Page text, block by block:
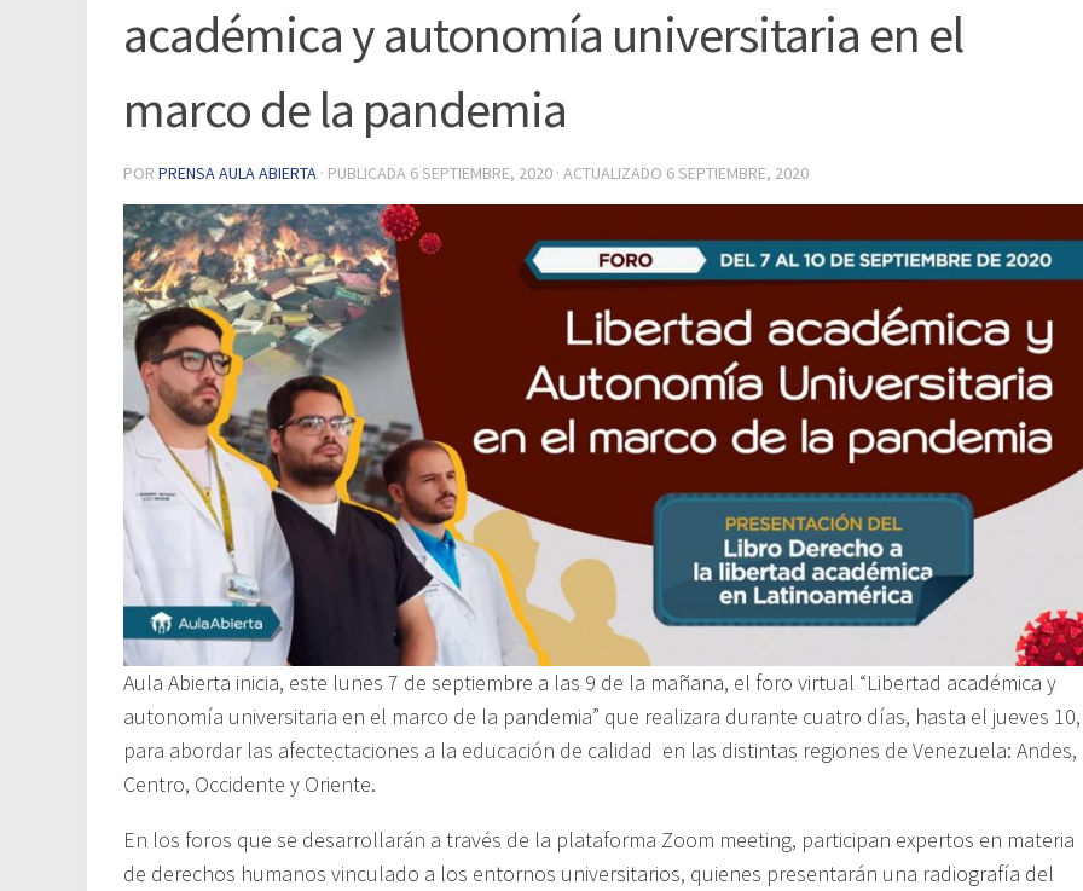
académica y autonomía universitaria en el
marco de la pandemia
POR PRENSA AULA ABIERTA · PUBLICADA 6 SEPTIEMBRE, 2020 · ACTUALIZADO 6 SEPTIEMBRE, 2020
Aula Abierta inicia, este lunes 7 de septiembre a las 9 de la mañana, el foro virtual “Libertad académica y
autonomía universitaria en el marco de la pandemia” que realizara durante cuatro días, hasta el jueves 10,
para abordar las afectectaciones a la educación de calidad en las distintas regiones de Venezuela: Andes,
Centro, Occidente y Oriente.
En los foros que se desarrollarán a través de la plataforma Zoom meeting, participan expertos en materia
de derechos humanos vinculado a los entornos universitarios, quienes presentarán una radiografía del